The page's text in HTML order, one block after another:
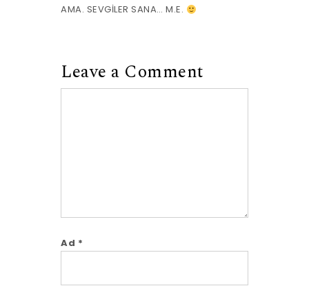
AMA. SEVGİLER SANA… M.E.
Leave a Comment
Ad *